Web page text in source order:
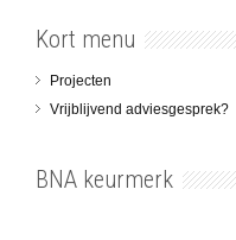
Kort menu
Projecten
Vrijblijvend adviesgesprek?
BNA keurmerk